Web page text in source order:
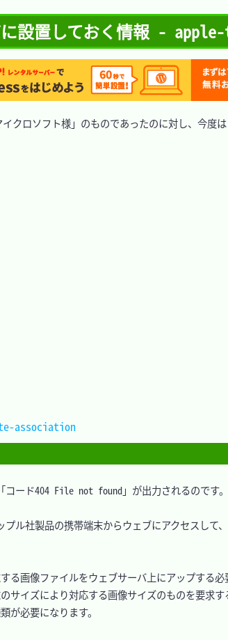
に設置しておく情報 -
ロソフト様」のものであったのに対し、今度は
ード404 File not found」が出力されるのです。
ル社製品の携帯端末からウェブにアクセスして
画像ファイルをウェブサーバ上にアップする必
イズにより対応する画像サイズのものを要求す
が必要になります。